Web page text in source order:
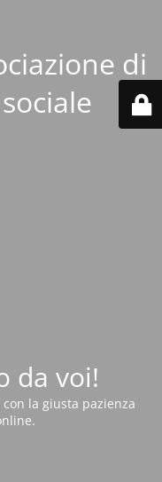
di
da voi!
la giusta pazienza